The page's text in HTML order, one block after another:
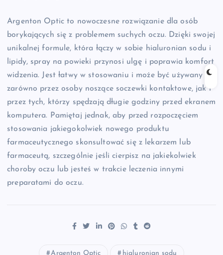
Argenton Optic to nowoczesne rozwiązanie dla osób
borykających się z problemem suchych oczu. Dzięki swojej
unikalnej formule, która łączy w sobie hialuronian sodu i
lipidy, spray na powieki przynosi ulgę i poprawia komfort
widzenia. Jest łatwy w stosowaniu i może być używany
zarówno przez osoby noszące soczewki kontaktowe, jak i
przez tych, którzy spędzają długie godziny przed ekranem
komputera. Pamiętaj jednak, aby przed rozpoczęciem
stosowania jakiegokolwiek nowego produktu
farmaceutycznego skonsultować się z lekarzem lub
farmaceutą, szczególnie jeśli cierpisz na jakiekolwiek
choroby oczu lub jesteś w trakcie leczenia innymi
preparatami do oczu.
Argenton Optic hialuronian sodu